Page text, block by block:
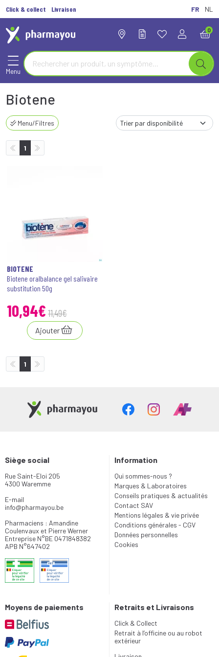
Click & collect Livraison FR NL
0
Menu
Biotene
Menu/Filtres
1
BIOTENE
Biotene oralbalance gel salivaire
substitution 50g
10,94€ 11,49€
Ajouter
1
Siège social
Rue Saint-Eloi 205
4300 Waremme
E-mail
info@pharmayou.be
Pharmaciens : Amandine
Coulenvaux et Pierre Werner
Entreprise N°BE 0471848382
APB N°647402
Information
Qui sommes-nous ?
Marques & Laboratoires
Conseils pratiques & actualités
Contact SAV
Mentions légales & vie privée
Conditions générales - CGV
Données personnelles
Cookies
Moyens de paiements Retraits et Livraisons
Click & Collect
Retrait à l’officine ou au robot
extérieur